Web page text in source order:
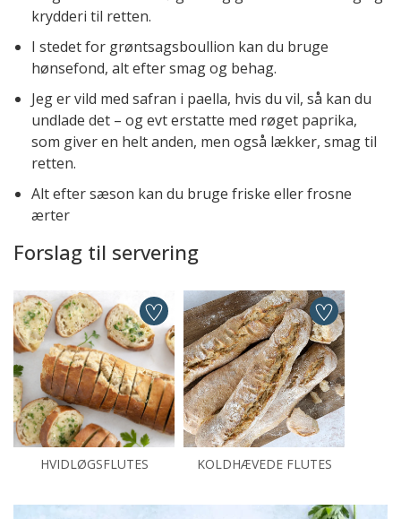
krydderi til retten.
I stedet for grøntsagsboullion kan du bruge
hønsefond, alt efter smag og behag.
Jeg er vild med safran i paella, hvis du vil, så kan du
undlade det – og evt erstatte med røget paprika,
som giver en helt anden, men også lækker, smag til
retten.
Alt efter sæson kan du bruge friske eller frosne
ærter
Forslag til servering
HVIDLØGSFLUTES KOLDHÆVEDE FLUTES